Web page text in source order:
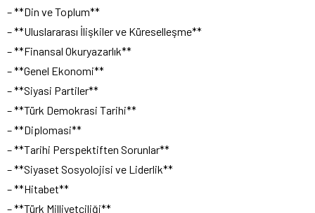
– **Din ve Toplum**
– **Uluslararası İlişkiler ve Küreselleşme**
– **Finansal Okuryazarlık**
– **Genel Ekonomi**
– **Siyasi Partiler**
– **Türk Demokrasi Tarihi**
– **Diplomasi**
– **Tarihi Perspektiften Sorunlar**
– **Siyaset Sosyolojisi ve Liderlik**
– **Hitabet**
– **Türk Milliyetçiliği**